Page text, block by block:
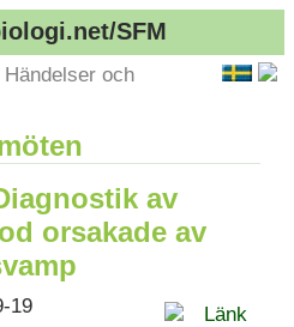
SFM
Händelser och
av
orsakade av
Länk
19